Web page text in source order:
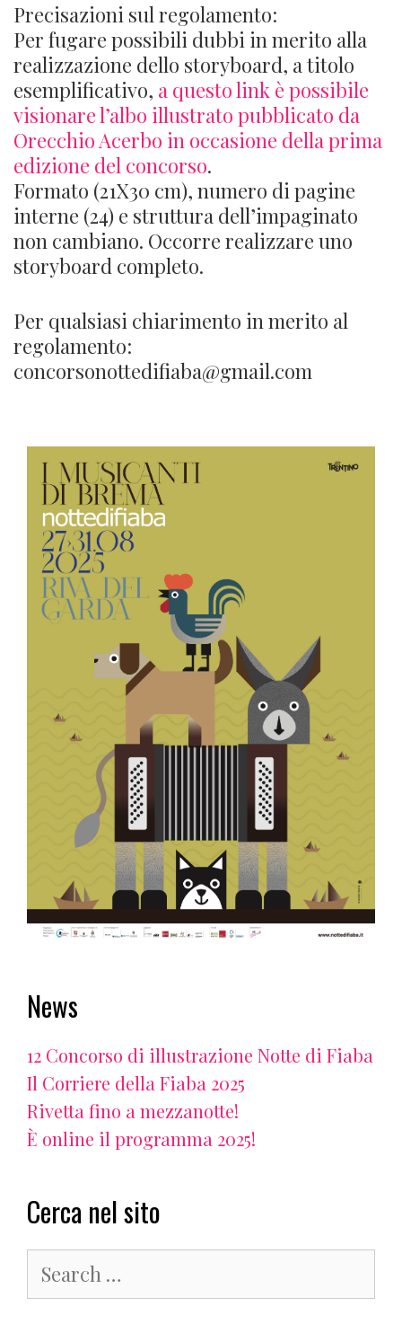
Precisazioni sul regolamento:
Per fugare possibili dubbi in merito alla
realizzazione dello storyboard, a titolo
esemplificativo, a questo link è possibile
visionare l’albo illustrato pubblicato da
Orecchio Acerbo in occasione della prima
edizione del concorso.
Formato (21X30 cm), numero di pagine
interne (24) e struttura dell’impaginato
non cambiano. Occorre realizzare uno
storyboard completo.
Per qualsiasi chiarimento in merito al
regolamento:
concorsonottedifiaba@gmail.com
News
12 Concorso di illustrazione Notte di Fiaba
Il Corriere della Fiaba 2025
Rivetta fino a mezzanotte!
È online il programma 2025!
Cerca nel sito
for: